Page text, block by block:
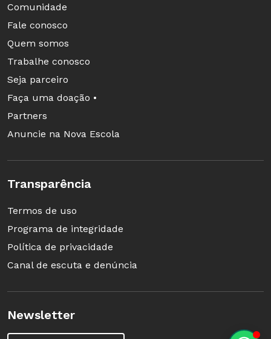
Comunidade
Fale conosco
Quem somos
Trabalhe conosco
Seja parceiro
Faça uma doação •
Partners
Anuncie na Nova Escola
Transparência
Termos de uso
Programa de integridade
Política de privacidade
Canal de escuta e denúncia
Newsletter